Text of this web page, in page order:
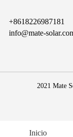
+8618226987181
info@mate-
2021 Mate
Inicio
WPS下载 WPS官网